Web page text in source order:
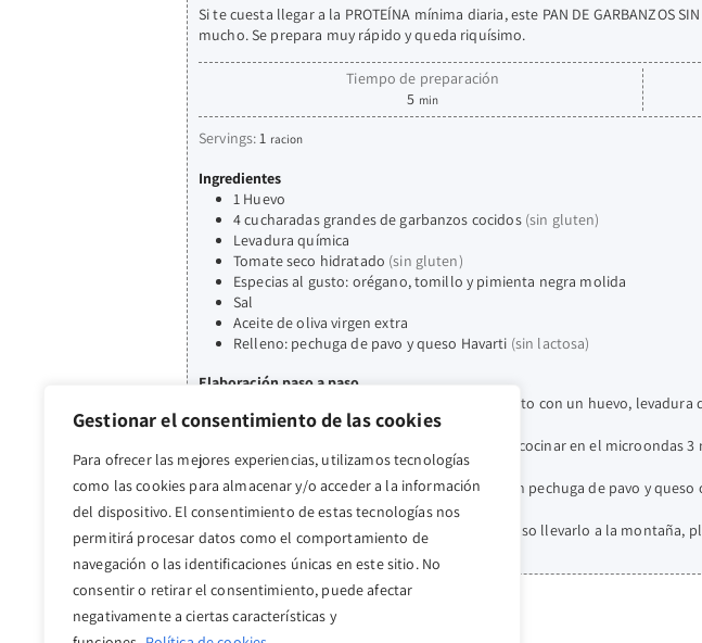
Gestionar el consentimiento de las cookies
Para ofrecer las mejores experiencias, utilizamos tecnologías
como las cookies para almacenar y/o acceder a la información
del dispositivo. El consentimiento de estas tecnologías nos
permitirá procesar datos como el comportamiento de
navegación o las identificaciones únicas en este sitio. No
consentir o retirar el consentimiento, puede afectar
negativamente a ciertas características y
Si te cuesta llegar a la PROTEÍNA mínima diaria, este PAN DE GARBANZOS
mucho. Se prepara muy rápido y queda riquísimo.
Tiempo de preparación
5 min
Servings:1 racion
Ingredientes
1 Huevo
4cucharadas grandes de garbanzos cocidos (sin gluten)
Levadura química
Tomate seco hidratado (sin gluten)
Especias al gusto: orégano, tomillo y pimienta negra molida
Sal
Aceite de oliva virgen extra
Relleno: pechuga de pavo y queso Havarti (sin lactosa)
Elaboración paso a paso
En un bol triturar los garbanzos cocidos junto con un huevo, levadura
En un molde engrasado, añadir la mezcla y cocinar en el microondas
Desmoldar y abrir por la mitad. Rellenar con pechuga de pavo y
Es perfecto para cualquier momento e incluso llevarlo a la montaña,